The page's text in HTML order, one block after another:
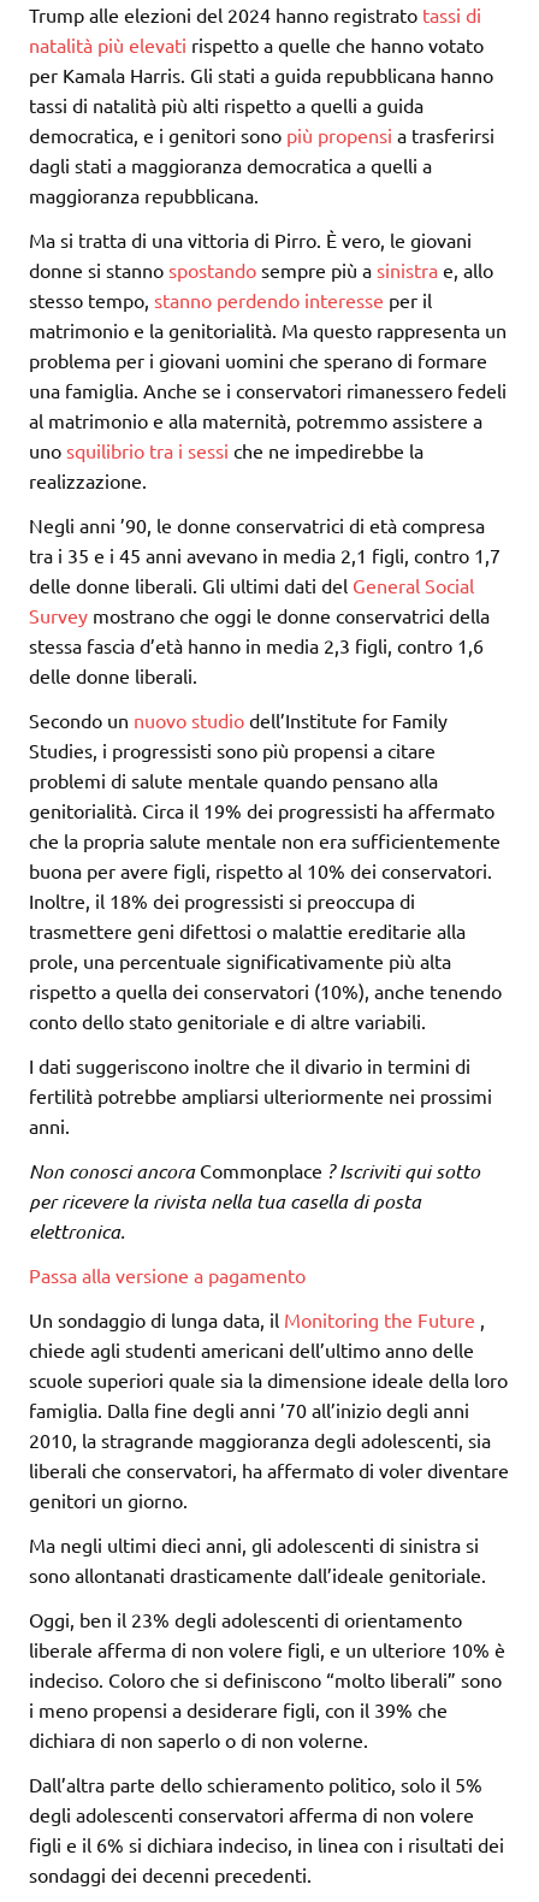
Trump alle elezioni del 2024 hanno registrato tassi di
natalità più elevati rispetto a quelle che hanno votato
per Kamala Harris. Gli stati a guida repubblicana hanno
tassi di natalità più alti rispetto a quelli a guida
democratica, e i genitori sono più propensi a trasferirsi
dagli stati a maggioranza democratica a quelli a
maggioranza repubblicana.
Ma si tratta di una vittoria di Pirro. È vero, le giovani
donne si stanno spostando sempre più a sinistra e, allo
stesso tempo, stanno perdendo interesse per il
matrimonio e la genitorialità. Ma questo rappresenta un
problema per i giovani uomini che sperano di formare
una famiglia. Anche se i conservatori rimanessero fedeli
al matrimonio e alla maternità, potremmo assistere a
uno squilibrio tra i sessi che ne impedirebbe la
realizzazione.
Negli anni ’90, le donne conservatrici di età compresa
tra i 35 e i 45 anni avevano in media 2,1 figli, contro 1,7
delle donne liberali. Gli ultimi dati del General Social
Survey mostrano che oggi le donne conservatrici della
stessa fascia d’età hanno in media 2,3 figli, contro 1,6
delle donne liberali.
Secondo un nuovo studio dell’Institute for Family
Studies, i progressisti sono più propensi a citare
problemi di salute mentale quando pensano alla
genitorialità. Circa il 19% dei progressisti ha affermato
che la propria salute mentale non era sufficientemente
buona per avere figli, rispetto al 10% dei conservatori.
Inoltre, il 18% dei progressisti si preoccupa di
trasmettere geni difettosi o malattie ereditarie alla
prole, una percentuale significativamente più alta
rispetto a quella dei conservatori (10%), anche tenendo
conto dello stato genitoriale e di altre variabili.
I dati suggeriscono inoltre che il divario in termini di
fertilità potrebbe ampliarsi ulteriormente nei prossimi
anni.
Non conosci ancoraCommonplace ? Iscriviti qui sotto
per ricevere la rivista nella tua casella di posta
elettronica.
Passa alla versione a pagamento
Un sondaggio di lunga data, il Monitoring the Future
chiede agli studenti americani dell’ultimo anno delle
scuole superiori quale sia la dimensione ideale della loro
famiglia. Dalla fine degli anni ’70 all’inizio degli anni
2010, la stragrande maggioranza degli adolescenti, sia
liberali che conservatori, ha affermato di voler diventare
genitori un giorno.
Ma negli ultimi dieci anni, gli adolescenti di sinistra si
sono allontanati drasticamente dall’ideale genitoriale.
Oggi, ben il 23% degli adolescenti di orientamento
liberale afferma di non volere figli, e un ulteriore 10% è
indeciso. Coloro che si definiscono “molto liberali” sono
i meno propensi a desiderare figli, con il 39% che
dichiara di non saperlo o di non volerne.
Dall’altra parte dello schieramento politico, solo il 5%
degli adolescenti conservatori afferma di non volere
figli e il 6% si dichiara indeciso, in linea con i risultati dei
sondaggi dei decenni precedenti.